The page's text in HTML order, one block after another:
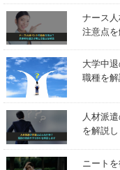
ナース
注意点を
大学中
職種を解
人材派
を解説し
ニート